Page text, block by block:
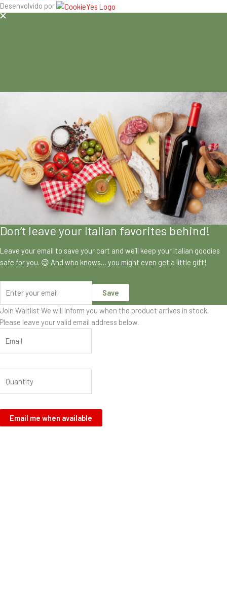
Desenvolvido por
Don’t leave your Italian favorites behind!
Leave your email to save your cart and we’ll keep your Italian goodies
safe for you. 😉 And who knows… you might even get a little gift!
Save
Join Waitlist We will inform you when the product arrives in stock.
Please leave your valid email address below.
Email me when available